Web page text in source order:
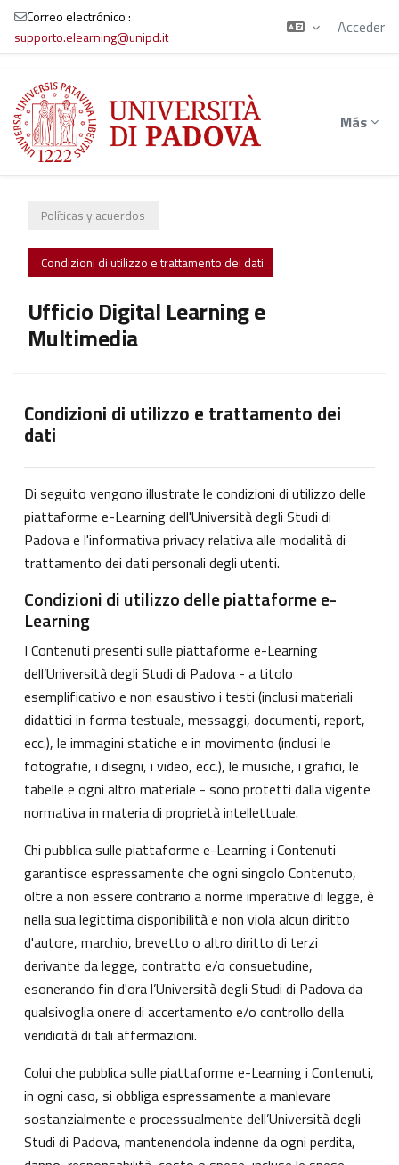
Salta al contenido principal
Correo electrónico :
supporto.elearning@unipd.it
Acceder
Más
Políticas y acuerdos
Condizioni di utilizzo e trattamento dei dati
Ufficio Digital Learning e
Multimedia
Condizioni di utilizzo e trattamento dei
dati
Di seguito vengono illustrate le condizioni di utilizzo delle
piattaforme e-Learning dell'Università degli Studi di
Padova e l'informativa privacy relativa alle modalità di
trattamento dei dati personali degli utenti.
Condizioni di utilizzo delle piattaforme e-
Learning
I Contenuti presenti sulle piattaforme e-Learning
dell’Università degli Studi di Padova - a titolo
esemplificativo e non esaustivo i testi (inclusi materiali
didattici in forma testuale, messaggi, documenti, report,
ecc.), le immagini statiche e in movimento (inclusi le
fotografie, i disegni, i video, ecc.), le musiche, i grafici, le
tabelle e ogni altro materiale - sono protetti dalla vigente
normativa in materia di proprietà intellettuale.
Chi pubblica sulle piattaforme e-Learning i Contenuti
garantisce espressamente che ogni singolo Contenuto,
oltre a non essere contrario a norme imperative di legge, è
nella sua legittima disponibilità e non viola alcun diritto
d'autore, marchio, brevetto o altro diritto di terzi
derivante da legge, contratto e/o consuetudine,
esonerando fin d'ora l’Università degli Studi di Padova da
qualsivoglia onere di accertamento e/o controllo della
veridicità di tali affermazioni.
Colui che pubblica sulle piattaforme e-Learning i Contenuti,
in ogni caso, si obbliga espressamente a manlevare
sostanzialmente e processualmente dell’Università degli
Studi di Padova, mantenendola indenne da ogni perdita,